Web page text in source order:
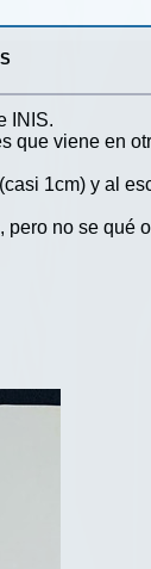
INIS.
que viene en
1cm) y al
no se qué